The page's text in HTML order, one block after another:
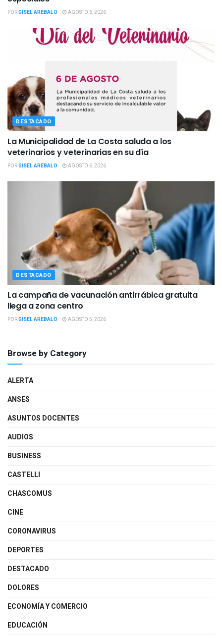
PORGISEL AREBALO AGOSTO 6, 2026
DESTACADO
La Municipalidad de La Costa saluda a los
veterinarios y veterinarias en su día
PORGISEL AREBALO AGOSTO 6, 2026
DESTACADO
La campaña de vacunación antirrábica gratuita
llega a zona centro
PORGISEL AREBALO AGOSTO 5, 2026
Browse by Category
ALERTA
ANSES
ASUNTOS DOCENTES
AUDIOS
BUSINESS
CASTELLI
CHASCOMUS
CINE
CORONAVIRUS
DEPORTES
DESTACADO
DOLORES
ECONOMÍA Y COMERCIO
EDUCACIÓN